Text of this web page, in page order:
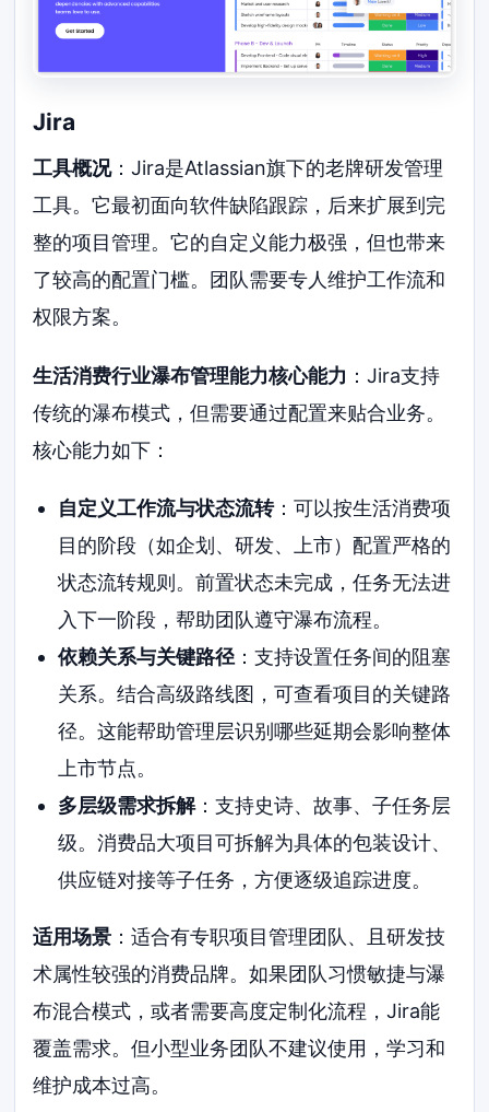
Jira
工具概况：Jira是Atlassian旗下的老牌研发管理
工具。它最初面向软件缺陷跟踪，后来扩展到完
整的项目管理。它的自定义能力极强，但也带来
了较高的配置门槛。团队需要专人维护工作流和
权限方案。
生活消费行业瀑布管理能力核心能力 ：Jira支持
传统的瀑布模式，但需要通过配置来贴合业务。
核心能力如下：
自定义工作流与状态流转：可以按生活消费项
目的阶段（如企划、研发、上市）配置严格的
状态流转规则。前置状态未完成，任务无法进
入下一阶段，帮助团队遵守瀑布流程。
依赖关系与关键路径：支持设置任务间的阻塞
关系。结合高级路线图，可查看项目的关键路
径。这能帮助管理层识别哪些延期会影响整体
上市节点。
多层级需求拆解：支持史诗、故事、子任务层
级。消费品大项目可拆解为具体的包装设计、
供应链对接等子任务，方便逐级追踪进度。
适用场景 ：适合有专职项目管理团队、且研发技
术属性较强的消费品牌。如果团队习惯敏捷与瀑
布混合模式，或者需要高度定制化流程，Jira能
覆盖需求。但小型业务团队不建议使用，学习和
维护成本过高。